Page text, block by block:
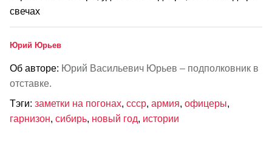
свечах
Юрий Юрьев
Об авторе: Юрий Васильевич Юрьев – подполковник в
отставке.
Тэги: заметки на погонах, ссср, армия, офицеры,
гарнизон, сибирь, новый год, истории